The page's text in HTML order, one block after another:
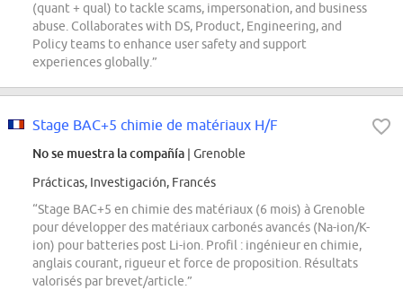
(quant + qual) to tackle scams, impersonation, and business
abuse. Collaborates with DS, Product, Engineering, and
Policy teams to enhance user safety and support
experiences globally.”
Stage BAC+5 chimie de matériaux H/F
No se muestra la compañía | Grenoble
Prácticas, Investigación, Francés
“Stage BAC+5 en chimie des matériaux (6 mois) à Grenoble
pour développer des matériaux carbonés avancés (Na-ion/K-
ion) pour batteries post Li-ion. Profil : ingénieur en chimie,
anglais courant, rigueur et force de proposition. Résultats
valorisés par brevet/article.”